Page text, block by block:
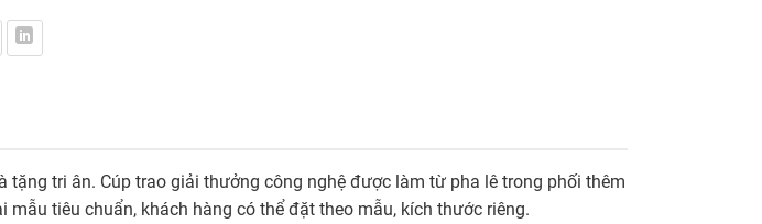
tri ân. Cúp trao giải thưởng công nghệ được làm từ pha lê trong phối thêm
tiêu chuẩn, khách hàng có thể đặt theo mẫu, kích thước riêng.